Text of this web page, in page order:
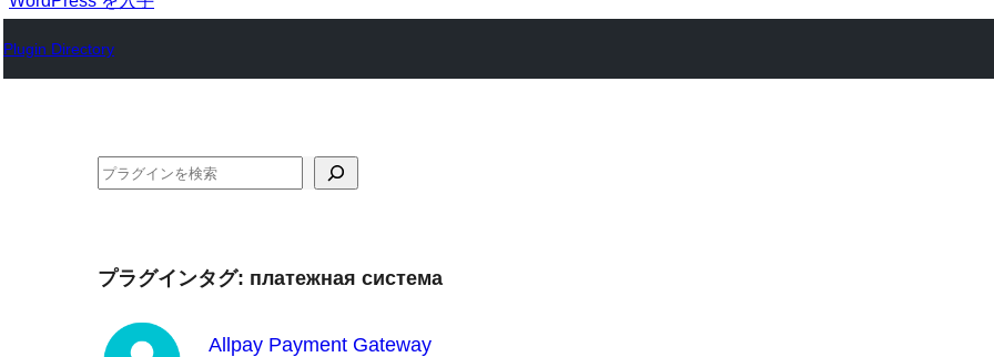
ッ
プ
Plugin Directory
検
プラグインタグ: платежная система
Allpay Payment Gateway